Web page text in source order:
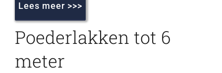
Lees meer >>>
Poederlakken tot 6
meter